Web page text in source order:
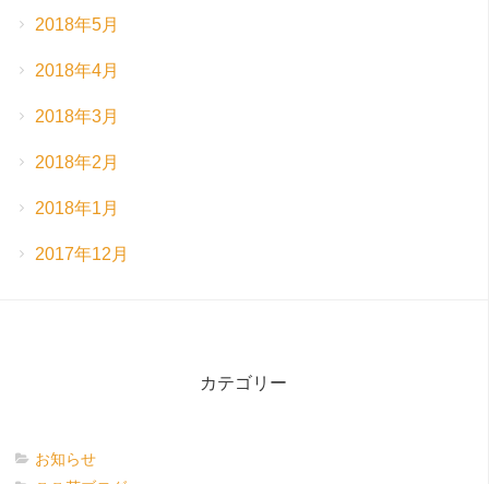
2018年5月
2018年4月
2018年3月
2018年2月
2018年1月
2017年12月
カテゴリー
お知らせ